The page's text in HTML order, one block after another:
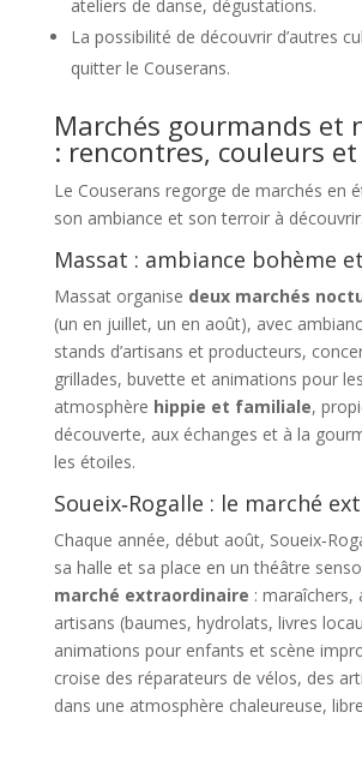
ateliers de danse, dégustations.
La possibilité de découvrir d’autres
quitter le Couserans.
Marchés gourmands et
: rencontres, couleurs
Le Couserans regorge de marchés en
son ambiance et son terroir à découvrir.
Massat : ambiance bohème
Massat organise deux marchés
(un en juillet, un en août), avec
stands d’artisans et producteurs,
grillades, buvette et animations pour
atmosphère hippie et familiale,
découverte, aux échanges et à la
les étoiles.
Soueix‑Rogalle : le marché
Chaque année, début août,
sa halle et sa place en un théâtre
marché extraordinaire : maraîchers,
artisans (baumes, hydrolats, livres
animations pour enfants et scène
croise des réparateurs de vélos, des
dans une atmosphère chaleureuse,